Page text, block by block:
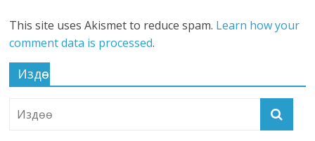
This site uses Akismet to reduce spam. Learn how your
comment data is processed.
Издөө